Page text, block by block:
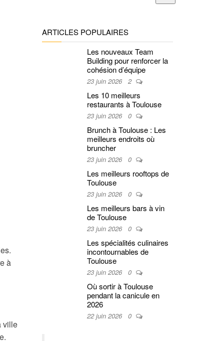
à
ville
ARTICLES POPULAIRES
Les nouveaux Team
Building pour renforcer la
cohésion d’équipe
23 juin 2026 2
Les 10 meilleurs
restaurants à Toulouse
23 juin 2026 0
Brunch à Toulouse : Les
meilleurs endroits où
bruncher
23 juin 2026 0
Les meilleurs rooftops de
Toulouse
23 juin 2026 0
Les meilleurs bars à vin
de Toulouse
23 juin 2026 0
Les spécialités culinaires
incontournables de
Toulouse
23 juin 2026 0
Où sortir à Toulouse
pendant la canicule en
2026
22 juin 2026 0